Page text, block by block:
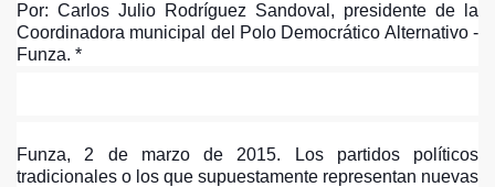
Por: Carlos Julio Rodríguez Sandoval, presidente de la
Coordinadora municipal del Polo Democrático Alternativo -
Funza. *
Funza, 2 de marzo de 2015. Los partidos políticos
tradicionales o los que supuestamente representan nuevas
HUMEDALES
LAS MAQUINARIAS POLITICAS